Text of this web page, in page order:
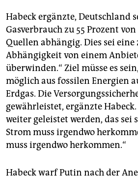
Habeck ergänzte, Deutschland
Gasverbrauch zu 55 Prozent
Quellen abhängig. Dies sei eine
Abhängigkeit von einem
überwinden.“ Ziel müsse es
möglich aus fossilen Energien
Erdgas. Die
gewährleistet, ergänzte Habeck.
weiter geleistet werden, das sei
Strom muss irgendwo
muss irgendwo herkommen.“
Habeck warf Putin nach der